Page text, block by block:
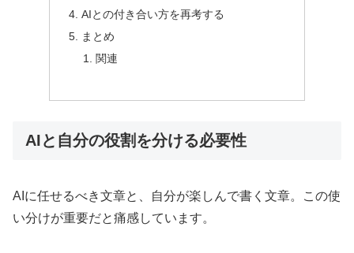
AIとの付き合い方を再考する
まとめ
関連
AIと自分の役割を分ける必要性
AIに任せるべき文章と、自分が楽しんで書く文章。この使
い分けが重要だと痛感しています。